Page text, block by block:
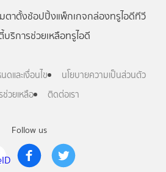
Follow us
ตาตั้งช้อปปิ้งแพ็กเกจกล่องทรูไอดีทีวี
บริการช่วยเหลือทรูไอดี
ดและเงื่อนไข
นโยบายความเป็นส่วนตัว
วยเหลือ
ติดต่อเรา